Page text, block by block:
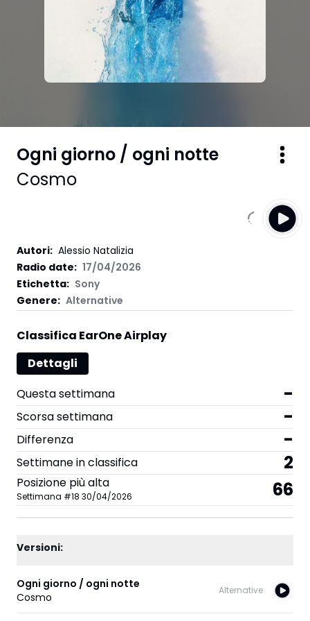
Ogni giorno / ogni notte
Cosmo
Autori: Alessio Natalizia
Radio date: 17/04/2026
Etichetta: Sony
Genere: Alternative
Classifica EarOne Airplay
Dettagli
Questa settimana
-
Scorsa settimana -
Differenza -
Settimane in classifica 2
Posizione più alta
Settimana #18 30/04/2026 66
Versioni:
Ogni giorno / ogni notte
Cosmo
Alternative